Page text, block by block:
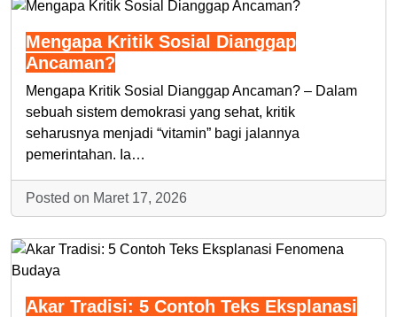
Mengapa Kritik Sosial Dianggap
Ancaman?
Mengapa Kritik Sosial Dianggap Ancaman? – Dalam
sebuah sistem demokrasi yang sehat, kritik
seharusnya menjadi “vitamin” bagi jalannya
pemerintahan. Ia…
Posted on Maret 17, 2026
Akar Tradisi: 5 Contoh Teks Eksplanasi